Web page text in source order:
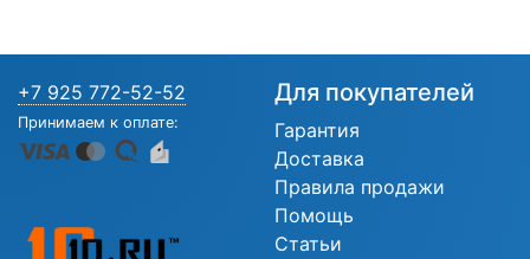
+7 925 772-52-52
Принимаем к оплате:
Для покупателей
Гарантия
Доставка
Правила продажи
Помощь
Статьи